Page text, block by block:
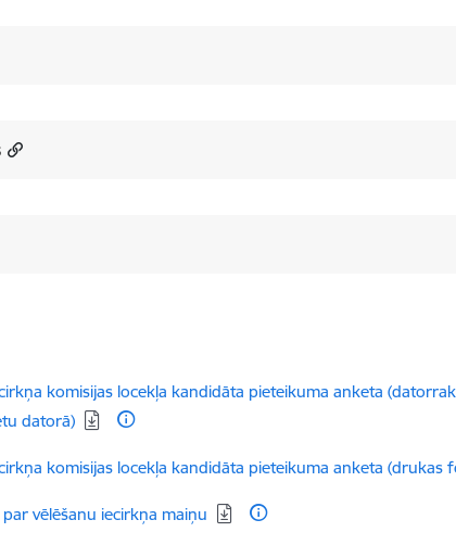
komisijas locekļa kandidāta pieteikuma anketa
datorā)
komisijas locekļa kandidāta pieteikuma anketa (drukas
vēlēšanu iecirkņa maiņu